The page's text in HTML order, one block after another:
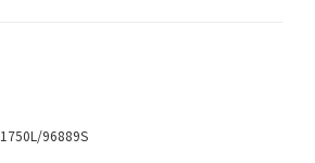
1750L/96889S